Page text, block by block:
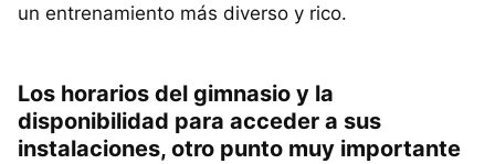
un entrenamiento más diverso y rico.
Los horarios del gimnasio y la
disponibilidad para acceder a sus
instalaciones, otro punto muy importante